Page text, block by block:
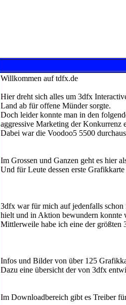
Willkommen auf tdfx.de
Hier dreht sich alles um 3dfx
Land ab für offene Münder sorgte.
Doch leider konnte man in den
aggressive Marketing der Konkurrenz
Dabei war die Voodoo5 5500
Im Grossen und Ganzen geht es hier
Und für Leute dessen erste
3dfx war für mich auf jedenfalls schon
hielt und in Aktion bewundern konnte
Mittlerweile habe ich eine der größten
Infos und Bilder von über 125
Dazu eine übersicht der von 3dfx
Im Downloadbereich gibt es Treiber